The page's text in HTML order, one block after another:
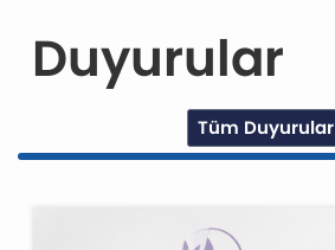
Duyurular
Tüm Duyurular